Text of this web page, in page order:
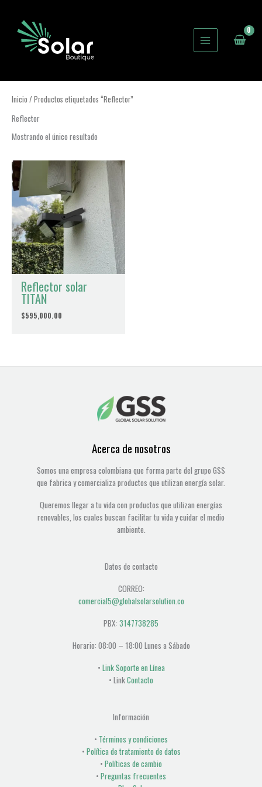
contenido
Inicio / Productos etiquetados “Reflector”
Reflector
Mostrando el único resultado
Reflector solar
TITAN
$595,000.00
Acerca de nosotros
Somos una empresa colombiana que forma parte del grupo GSS
que fabrica y comercializa productos que utilizan energía solar.
Queremos llegar a tu vida con productos que utilizan energías
renovables, los cuales buscan facilitar tu vida y cuidar el medio
ambiente.
Datos de contacto
CORREO:
comercial5@globalsolarsolution.co
PBX: 3147738285
Horario: 08:00 – 18:00 Lunes a Sábado
• Link Soporte en Línea
• LinkContacto
Información
• Términos y condiciones
• Política de tratamiento de datos
• Políticas de cambio
• Preguntas frecuentes